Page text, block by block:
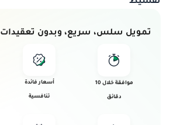
تقسيط
تمويل سلس، سريع، وبدون تعقيدات!
موافقة خلال 10
دقائق
أسعار فائدة
تنافسية